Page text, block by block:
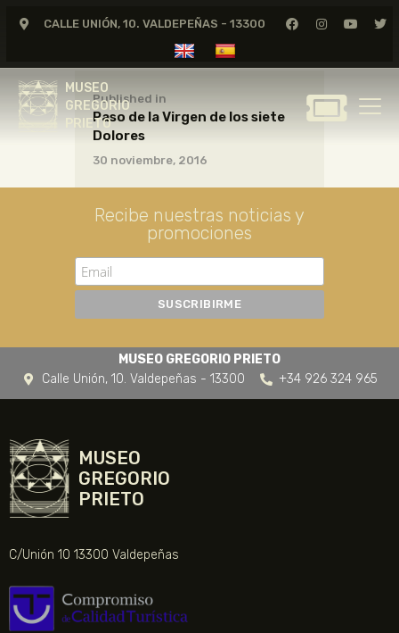
CALLE UNIÓN, 10. VALDEPEÑAS - 13300
MUSEO
GREGORIO
PRIETO
MUSEO
GREGORIO
GREGORIO PRIETO
CERTAMEN DE DIBUJO
FUNDACIÓN
TIENDA
NOTICIAS
Published in
Paso de la Virgen de los siete
Dolores
30 noviembre, 2016
Recibe nuestras noticias y
promociones
MUSEO GREGORIO PRIETO
Calle Unión, 10. Valdepeñas - 13300
+34 926 324 965
MUSEO
GREGORIO
PRIETO
C/Unión 10 13300 Valdepeñas